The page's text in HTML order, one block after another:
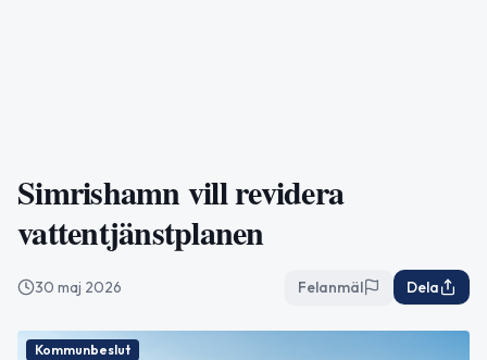
Simrishamn vill revidera
vattentjänstplanen
30 maj 2026 Felanmäl Dela
Kommunbeslut